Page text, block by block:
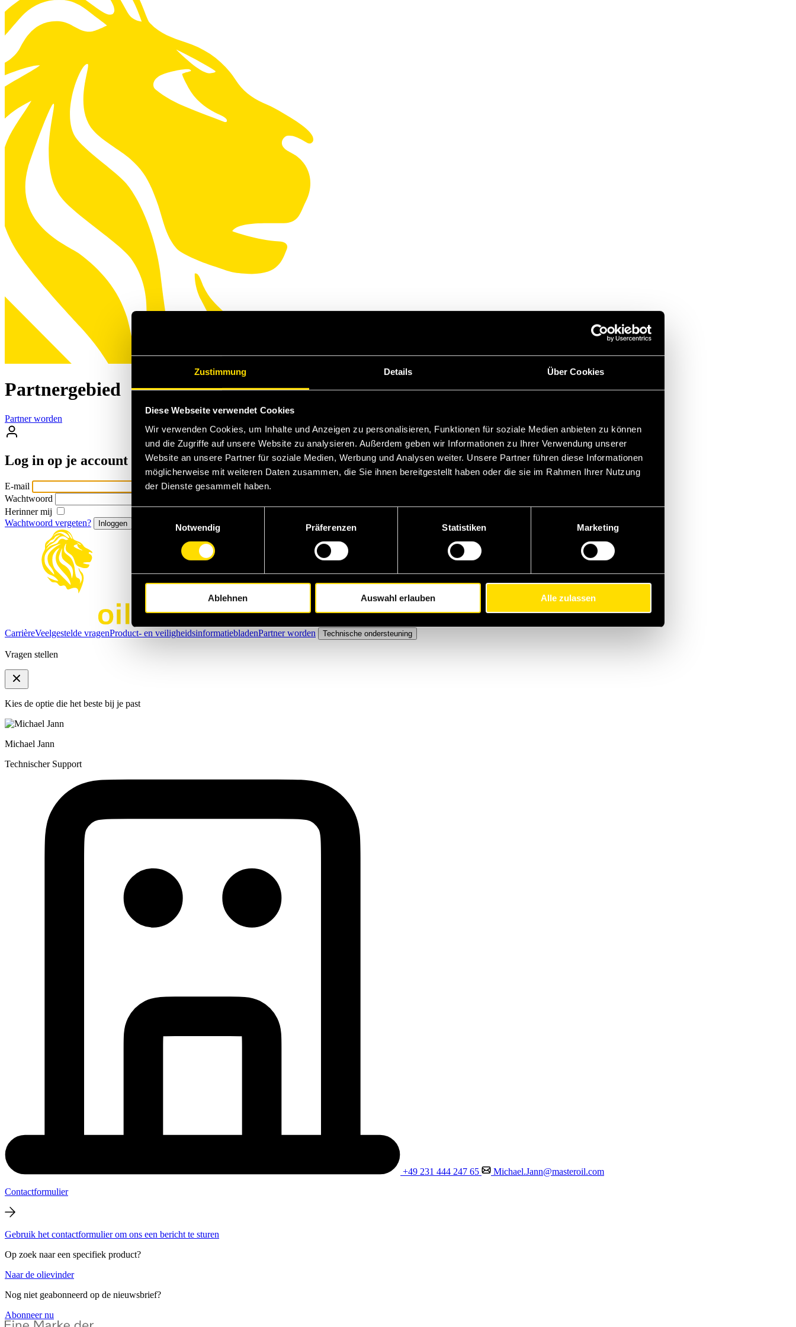
Zustimmung Details Über Cookies
Diese Webseite verwendet Cookies
Wir verwenden Cookies, um Inhalte und Anzeigen zu personalisieren, Funktionen für soziale Medien anbieten zu können
und die Zugriffe auf unsere Website zu analysieren. Außerdem geben wir Informationen zu Ihrer Verwendung unserer
Website an unsere Partner für soziale Medien, Werbung und Analysen weiter. Unsere Partner führen diese Informationen
möglicherweise mit weiteren Daten zusammen, die Sie ihnen bereitgestellt haben oder die sie im Rahmen Ihrer Nutzung
der Dienste gesammelt haben.
Notwendig
Präferenzen Statistiken Marketing
Ablehnen Auswahl erlauben Alle zulassen
Partnergebied
Partner worden
Log in op je account
E-mail
Wachtwoord
Herinner mij
Wachtwoord vergeten?
CarrièreVeelgestelde vragenProduct- en veiligheidsinformatiebladenPartner worden Technische ondersteuning
Vragen stellen
Kies de optie die het beste bij je past
Michael Jann
Technischer Support
+49 231 444 247 65
Michael.Jann@masteroil.com
Contactformulier
Gebruik het contactformulier om ons een bericht te sturen
Op zoek naar een specifiek product?
Naar de olievinder
Nog niet geabonneerd op de nieuwsbrief?
Abonneer nu